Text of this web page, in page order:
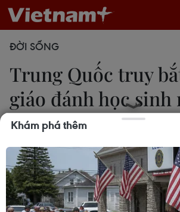
ĐỜI SỐNG
Trung Quốc truy
giáo đánh học sinh
sọ
Linh Vũ
15/09/2014 23:32
Cảnh sát Trung Quốc đang truy
Khám phá thêm